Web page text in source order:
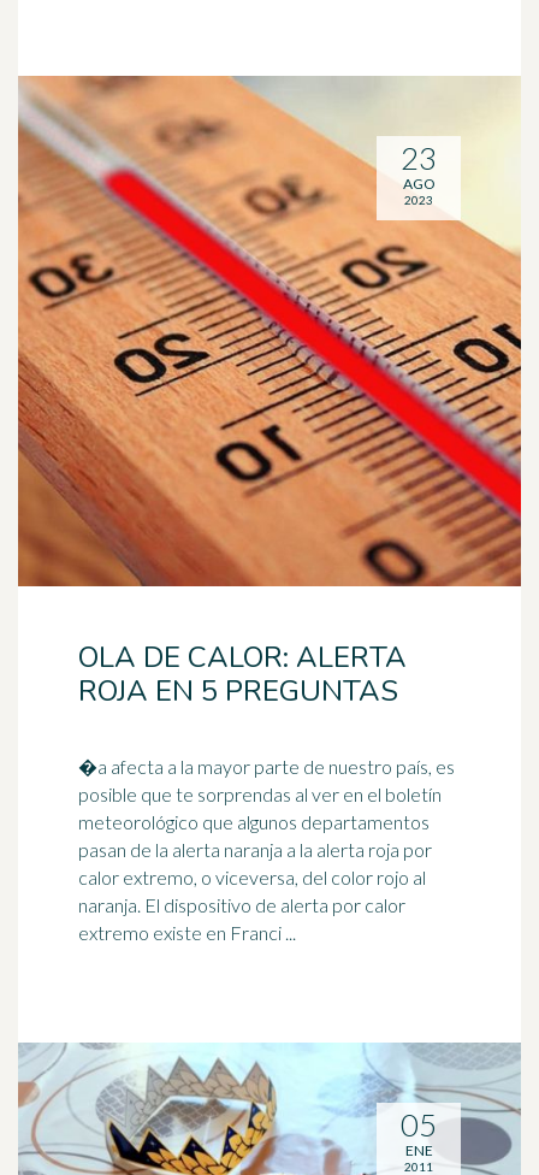
OLA DE CALOR: ALERTA
ROJA EN 5 PREGUNTAS
�a afecta a la mayor parte de nuestro país, es
posible que te sorprendas al ver en el boletín
meteorológico que algunos departamentos
pasan de la alerta naranja a la alerta roja por
calor extremo, o viceversa, del color rojo al
naranja. El dispositivo de alerta por calor
extremo existe en Franci ...
23
AGO
2023
05
ENE
2011